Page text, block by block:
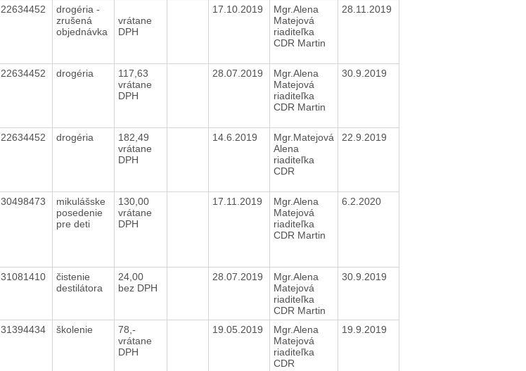
22634452
drogéria -
zrušená
objednávka
vrátane
DPH
17.10.2019
Mgr.Alena
Matejová
riaditeľka
CDR Martin
28.11.2019
22634452 drogéria
117,63
vrátane
DPH
28.07.2019
Mgr.Alena
Matejová
riaditeľka
CDR Martin
30.9.2019
22634452 drogéria
182,49
vrátane
DPH
14.6.2019
Mgr.Matejová
Alena
riaditeľka
CDR
22.9.2019
30498473
mikulášske
posedenie
pre deti
130,00
vrátane
DPH
17.11.2019
Mgr.Alena
Matejová
riaditeľka
CDR Martin
6.2.2020
31081410
čistenie
destilátora
24,00
bez DPH
28.07.2019
Mgr.Alena
Matejová
riaditeľka
CDR Martin
30.9.2019
31394434 školenie
78,-
vrátane
DPH
19.05.2019
Mgr.Alena
Matejová
riaditeľka
CDR
19.9.2019